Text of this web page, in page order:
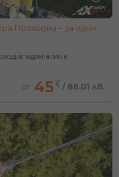
Проходна – за един
адреналин и
от 45 € /88.01 лв.